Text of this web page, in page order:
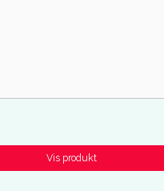
Vis produkt